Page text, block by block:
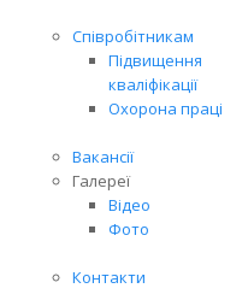
Співробітникам
Підвищення
кваліфікації
Охорона праці
Вакансії
Галереї
Відео
Фото
Контакти